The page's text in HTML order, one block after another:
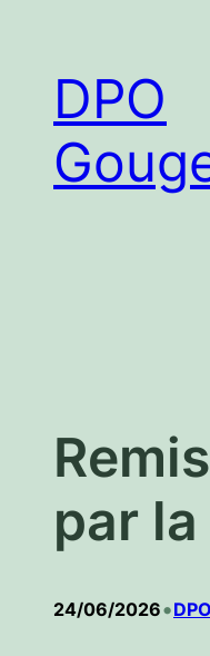
contenuDPO
par la
24/06/2026•